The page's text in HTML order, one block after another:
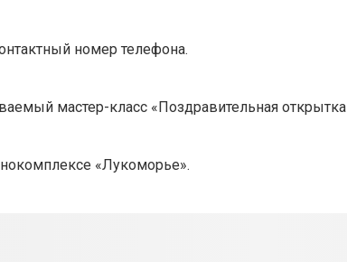
номер телефона.
мастер-класс «Поздравительная
«Лукоморье».